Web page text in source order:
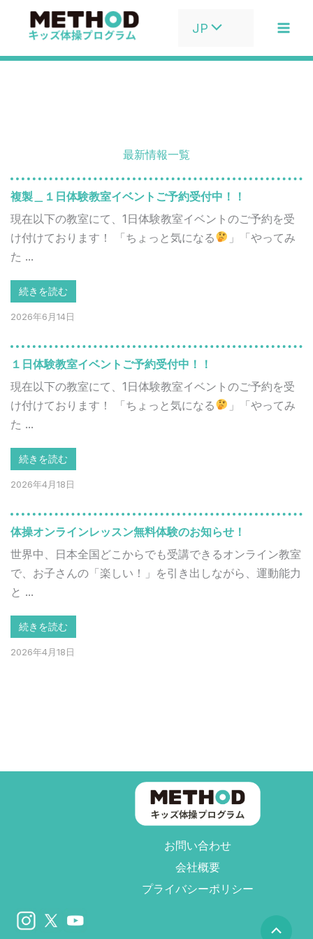
ス
JP
最新情報一覧
複製＿１日体験教室イベントご予約受付中！！
現在以下の教室にて、1日体験教室イベントのご予約を受
け付けております！ 「ちょっと気になる
」「やってみ
た ...
続きを読む
2026年6月14日
１日体験教室イベントご予約受付中！！
現在以下の教室にて、1日体験教室イベントのご予約を受
け付けております！ 「ちょっと気になる
」「やってみ
た ...
続きを読む
2026年4月18日
体操オンラインレッスン無料体験のお知らせ！
世界中、日本全国どこからでも受講できるオンライン教室
で、お子さんの「楽しい！」を引き出しながら、運動能力
と ...
続きを読む
2026年4月18日
お問い合わせ
会社概要
プライバシーポリシー
上